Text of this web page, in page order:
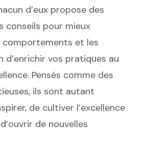
d’eux propose des
conseils pour mieux
comportements et les
d’enrichir vos pratiques au
Pensés comme des
ils sont autant
de cultiver l’excellence
de nouvelles